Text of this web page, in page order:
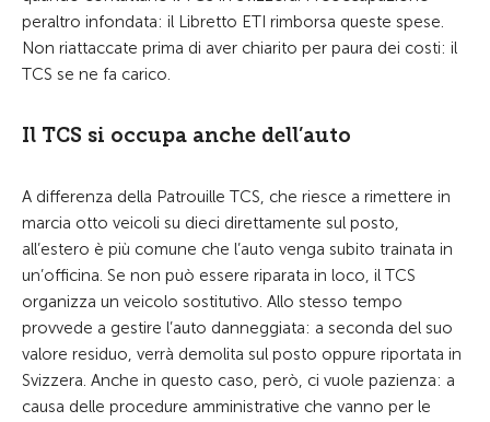
peraltro infondata: il Libretto ETI rimborsa queste spese.
Non riattaccate prima di aver chiarito per paura dei costi: il
TCS se ne fa carico.
Il TCS si occupa anche dell’auto
A differenza della Patrouille TCS, che riesce a rimettere in
marcia otto veicoli su dieci direttamente sul posto,
all’estero è più comune che l’auto venga subito trainata in
un’officina. Se non può essere riparata in loco, il TCS
organizza un veicolo sostitutivo. Allo stesso tempo
provvede a gestire l’auto danneggiata: a seconda del suo
valore residuo, verrà demolita sul posto oppure riportata in
Svizzera. Anche in questo caso, però, ci vuole pazienza: a
causa delle procedure amministrative che vanno per le